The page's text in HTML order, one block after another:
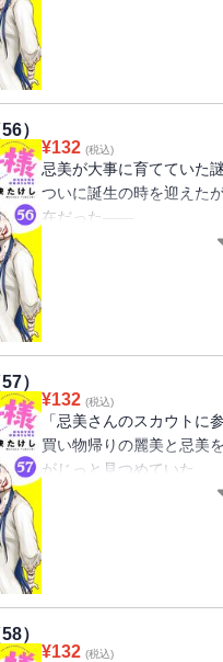
）
¥132 (税込)
忌美が大事に育てていた謎
ついに誕生の時を迎えた
在だった――。
不思議すぎる“新しい家族
）
¥132 (税込)
「忌美さんのスカウトに
買い物帰りの麗美と忌美
がじっと見つめていた。
その正体は――忌美を“特
）
¥132 (税込)